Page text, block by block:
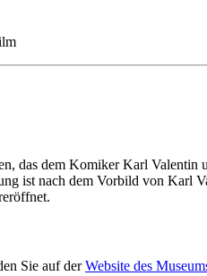
das dem Komiker Karl
ist nach dem Vorbild von Karl
Sie auf derWebsite des